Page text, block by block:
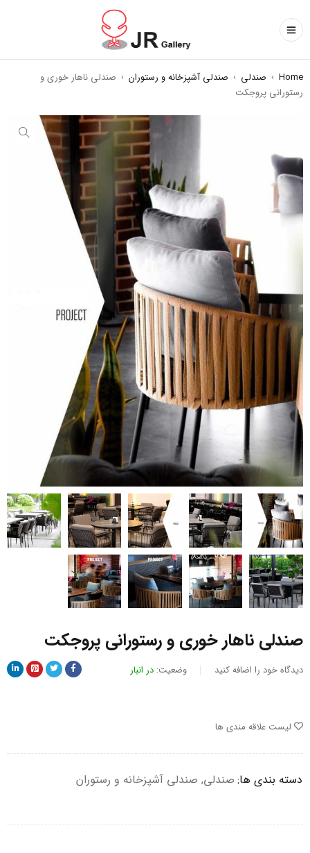
Home
› صندلی › صندلی آشپزخانه و رستوران › صندلی ناهار خوری و
رستورانی پروجکت
صندلی ناهار خوری و رستورانی پروجکت
دیدگاه خود را اضافه کنید وضعیت: در انبار
لیست علاقه مندی ها
دسته بندی ها: صندلی, صندلی آشپزخانه و رستوران